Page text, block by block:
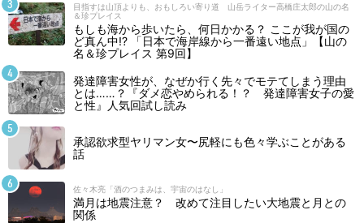
目指すは山頂よりも、おもしろい寄り道 山岳ライター高橋庄太郎の山の名
＆珍プレイス
もしも海から歩いたら、何日かかる？ ここが我が国の
ど真ん中!? 「日本で海岸線から一番遠い地点」【山の
名＆珍プレイス 第9回】
発達障害女性が、なぜか行く先々でモテてしまう理由
とは……？『ダメ恋やめられる！？ 発達障害女子の愛
と性』人気回試し読み
承認欲求型ヤリマン女〜尻軽にも色々学ぶことがある
話
佐々木亮「酒のつまみは、宇宙のはなし」
満月は地震注意？ 改めて注目したい大地震と月との
関係